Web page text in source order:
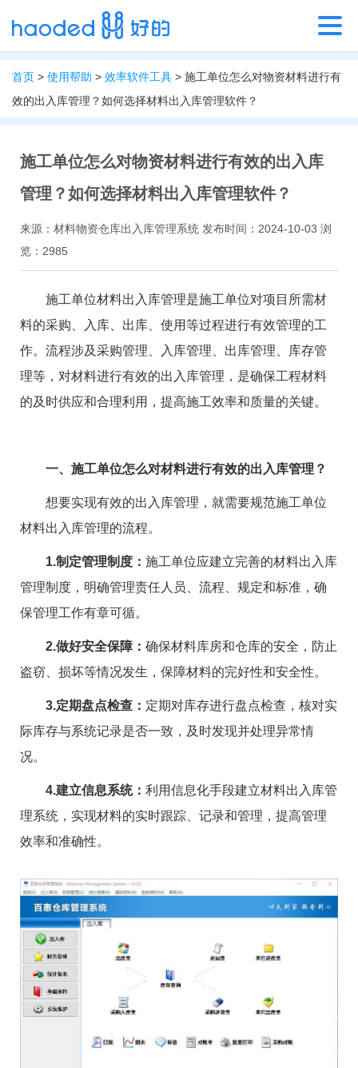
首页 > 使用帮助 > 效率软件工具 > 施工单位怎么对物资材料进行有
效的出入库管理？如何选择材料出入库管理软件？
施工单位怎么对物资材料进行有效的出入库
管理？如何选择材料出入库管理软件？
来源：材料物资仓库出入库管理系统 发布时间：2024-10-03 浏
览：2985
施工单位材料出入库管理是施工单位对项目所需材
料的采购、入库、出库、使用等过程进行有效管理的工
作。流程涉及采购管理、入库管理、出库管理、库存管
理等，对材料进行有效的出入库管理，是确保工程材料
的及时供应和合理利用，提高施工效率和质量的关键。
一、施工单位怎么对材料进行有效的出入库管理？
想要实现有效的出入库管理，就需要规范施工单位
材料出入库管理的流程。
1.制定管理制度： 施工单位应建立完善的材料出入库
管理制度，明确管理责任人员、流程、规定和标准，确
保管理工作有章可循。
2.做好安全保障： 确保材料库房和仓库的安全，防止
盗窃、损坏等情况发生，保障材料的完好性和安全性。
3.定期盘点检查： 定期对库存进行盘点检查，核对实
际库存与系统记录是否一致，及时发现并处理异常情
况。
4.建立信息系统： 利用信息化手段建立材料出入库管
理系统，实现材料的实时跟踪、记录和管理，提高管理
效率和准确性。